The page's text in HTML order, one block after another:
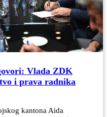
Vlada ZDK
i prava radnika
kantona Aida